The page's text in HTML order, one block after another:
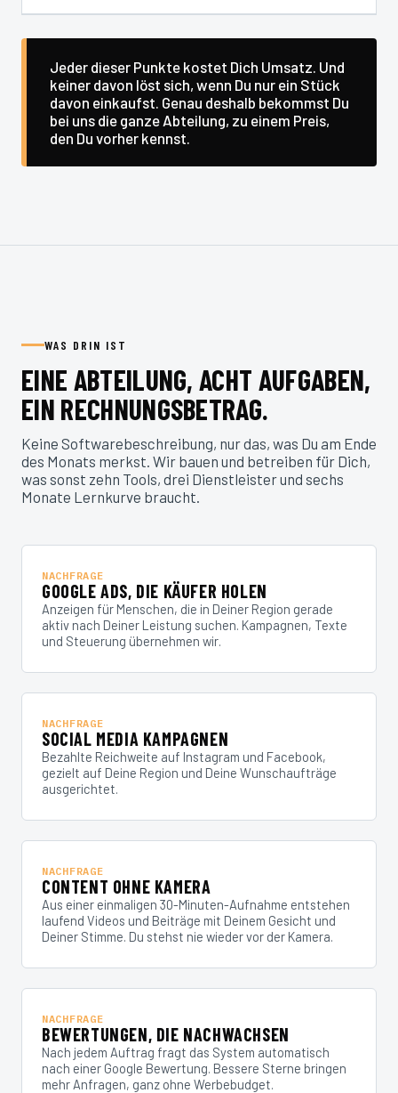
Jeder dieser Punkte kostet Dich Umsatz. Und
keiner davon löst sich, wenn Du nur ein Stück
davon einkaufst. Genau deshalb bekommst Du
bei uns die ganze Abteilung, zu einem Preis,
den Du vorher kennst.
WAS DRIN IST
EINE ABTEILUNG, ACHT AUFGABEN,
EIN RECHNUNGSBETRAG.
Keine Softwarebeschreibung, nur das, was Du am Ende
des Monats merkst. Wir bauen und betreiben für Dich,
was sonst zehn Tools, drei Dienstleister und sechs
Monate Lernkurve braucht.
NACHFRAGE
GOOGLE ADS, DIE KÄUFER HOLEN
Anzeigen für Menschen, die in Deiner Region gerade
aktiv nach Deiner Leistung suchen. Kampagnen, Texte
und Steuerung übernehmen wir.
NACHFRAGE
SOCIAL MEDIA KAMPAGNEN
Bezahlte Reichweite auf Instagram und Facebook,
gezielt auf Deine Region und Deine Wunschaufträge
ausgerichtet.
NACHFRAGE
CONTENT OHNE KAMERA
Aus einer einmaligen 30-Minuten-Aufnahme entstehen
laufend Videos und Beiträge mit Deinem Gesicht und
Deiner Stimme. Du stehst nie wieder vor der Kamera.
NACHFRAGE
BEWERTUNGEN, DIE NACHWACHSEN
Nach jedem Auftrag fragt das System automatisch
nach einer Google Bewertung. Bessere Sterne bringen
mehr Anfragen, ganz ohne Werbebudget.